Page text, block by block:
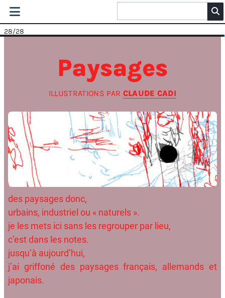
28/28
Paysages
ILLUSTRATIONS PAR CLAUDE CADI
des paysages donc,
urbains, industriel ou « naturels ».
je les mets ici sans les regrouper par lieu,
c’est dans les notes.
jusqu’à aujourd’hui,
j’ai griffoné des paysages français, allemands et
japonais.